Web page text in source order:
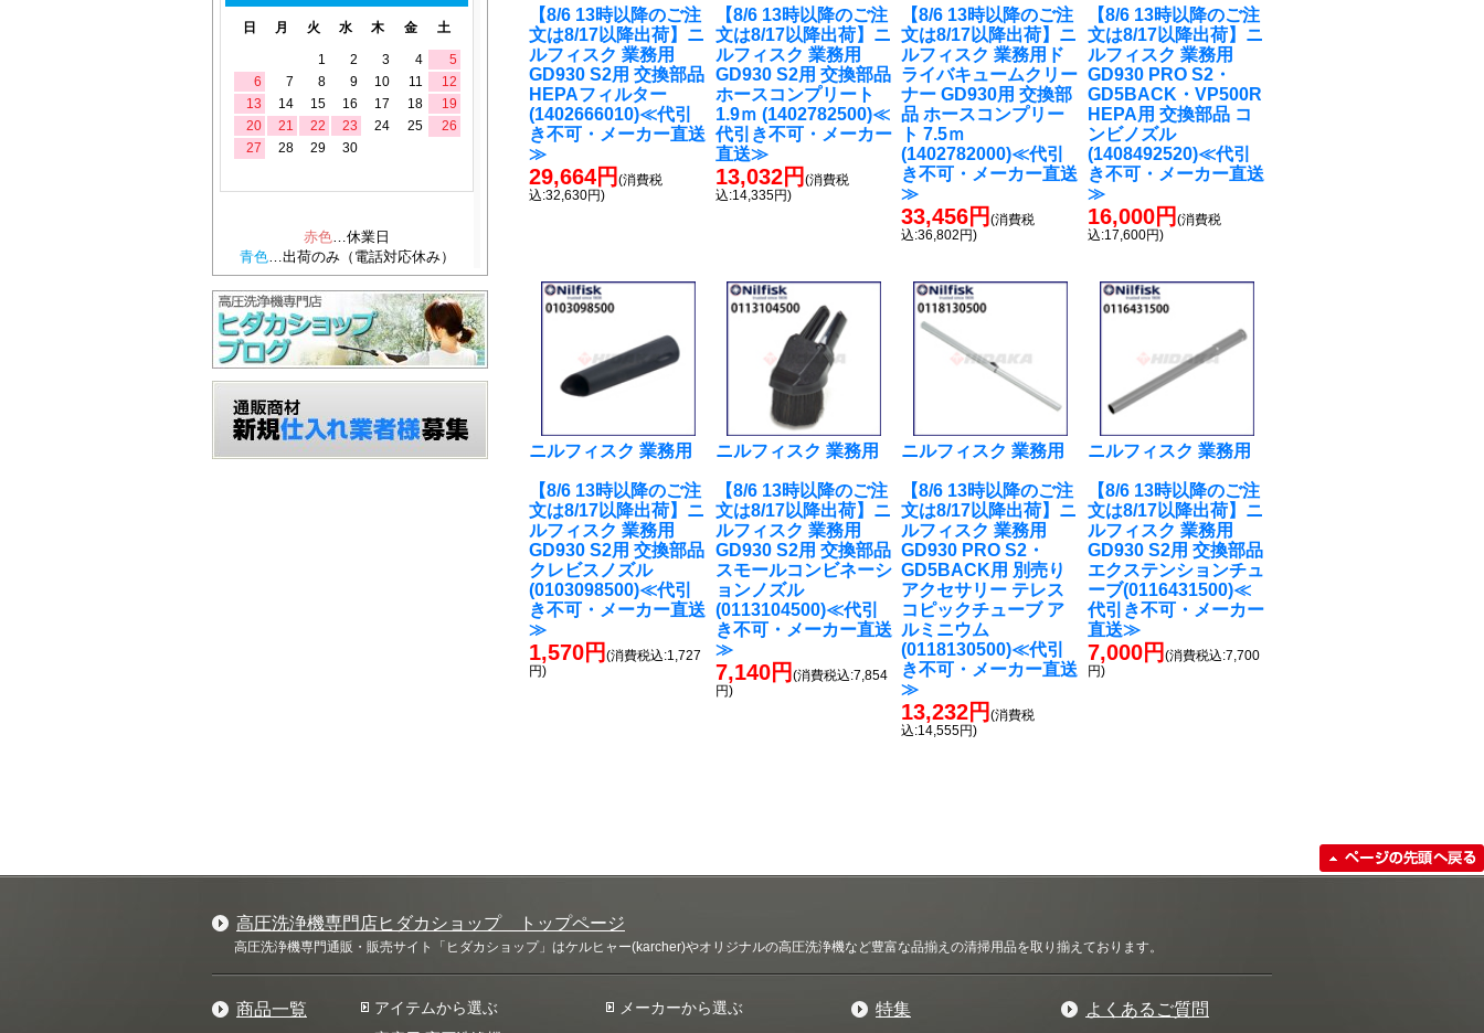
【8/6 13時以降のご注
文は8/17以降出荷】ニ
ルフィスク 業務用
GD930 S2用 交換部品
HEPAフィルター
(1402666010)≪代引
き不可・メーカー直送
≫
29,664円(消費税
込:32,630円)
【8/6 13時以降のご注
文は8/17以降出荷】ニ
ルフィスク 業務用
GD930 S2用 交換部品
ホースコンプリート
1.9ｍ (1402782500)≪
代引き不可・メーカー
直送≫
13,032円 (消費税
込:14,335円)
【8/6 13時以降のご注
文は8/17以降出荷】ニ
ルフィスク 業務用ド
ライバキュームクリー
ナー GD930用 交換部
品 ホースコンプリー
ト 7.5ｍ
(1402782000)≪代引
き不可・メーカー直送
≫
33,456円(消費税
込:36,802円)
【8/6 13時以降のご注
文は8/17以降出荷】ニ
ルフィスク 業務用
GD930 PRO S2・
GD5BACK・VP500R
HEPA用 交換部品 コ
ンビノズル
(1408492520)≪代引
き不可・メーカー直送
≫
16,000円(消費税
込:17,600円)
ニルフィスク 業務用
【8/6 13時以降のご注
文は8/17以降出荷】ニ
ルフィスク 業務用
GD930 S2用 交換部品
クレビスノズル
(0103098500)≪代引
き不可・メーカー直送
≫
1,570円(消費税込:1,727
円)
ニルフィスク 業務用
【8/6 13時以降のご注
文は8/17以降出荷】ニ
ルフィスク 業務用
GD930 S2用 交換部品
スモールコンビネーシ
ョンノズル
(0113104500)≪代引
き不可・メーカー直送
≫
7,140円 (消費税込:7,854
円)
ニルフィスク 業務用
【8/6 13時以降のご注
文は8/17以降出荷】ニ
ルフィスク 業務用
GD930 PRO S2・
GD5BACK用 別売り
アクセサリー テレス
コピックチューブ ア
ルミニウム
(0118130500)≪代引
き不可・メーカー直送
≫
13,232円(消費税
込:14,555円)
ニルフィスク 業務用
【8/6 13時以降のご注
文は8/17以降出荷】ニ
ルフィスク 業務用
GD930 S2用 交換部品
エクステンションチュ
ーブ(0116431500)≪
代引き不可・メーカー
直送≫
7,000円(消費税込:7,700
円)
高圧洗浄機専門店ヒダカショップ トップページ
高圧洗浄機専門通販・販売サイト「ヒダカショップ」はケルヒャー(karcher)やオリジナルの高圧洗浄機など豊富な品揃えの清掃用品を取り揃えております。
商品一覧
アイテムから選ぶ
メーカーから選ぶ
特集 よくあるご質問